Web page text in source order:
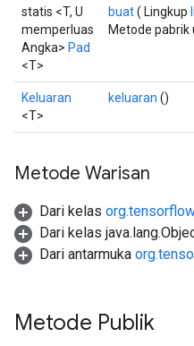
statis <T, U
memperluas
Angka> Pad
<T>
buat( Lingkup
Metode
Keluaran
<T>
keluaran ()
Metode Warisan
Dari kelas
Dari kelas
Dari antarmuka
Metode Publik